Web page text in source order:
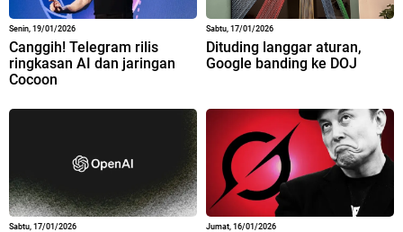
Senin, 19/01/2026
Canggih! Telegram rilis
ringkasan AI dan jaringan
Cocoon
Sabtu, 17/01/2026
Dituding langgar aturan,
Google banding ke DOJ
Sabtu, 17/01/2026 Jumat, 16/01/2026